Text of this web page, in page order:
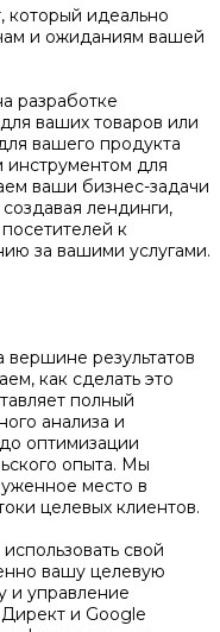
который идеально
и ожиданиям вашей
разработке
ваших товаров или
вашего продукта
инструментом для
ваши бизнес-задачи
лендинги,
к
за вашими услугами.
вершине результатов
как сделать это
полный
анализа и
оптимизации
опыта. Мы
место в
целевых клиентов.
свой
вашу целевую
и управление
и Google